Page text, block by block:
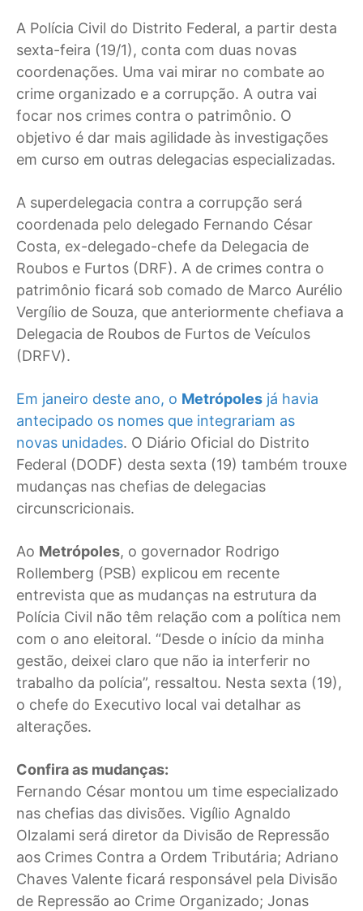
A Polícia Civil do Distrito Federal, a partir desta
sexta-feira (19/1), conta com duas novas
coordenações. Uma vai mirar no combate ao
crime organizado e a corrupção. A outra vai
focar nos crimes contra o patrimônio. O
objetivo é dar mais agilidade às investigações
em curso em outras delegacias especializadas.
A superdelegacia contra a corrupção será
coordenada pelo delegado Fernando César
Costa, ex-delegado-chefe da Delegacia de
Roubos e Furtos (DRF). A de crimes contra o
patrimônio ficará sob comado de Marco Aurélio
Vergílio de Souza, que anteriormente chefiava a
Delegacia de Roubos de Furtos de Veículos
(DRFV).
Em janeiro deste ano, o Metrópoles já havia
antecipado os nomes que integrariam as
novas unidades. O Diário Oficial do Distrito
Federal (DODF) desta sexta (19) também trouxe
mudanças nas chefias de delegacias
circunscricionais.
Ao Metrópoles, o governador Rodrigo
Rollemberg (PSB) explicou em recente
entrevista que as mudanças na estrutura da
Polícia Civil não têm relação com a política nem
com o ano eleitoral. “Desde o início da minha
gestão, deixei claro que não ia interferir no
trabalho da polícia”, ressaltou. Nesta sexta (19),
o chefe do Executivo local vai detalhar as
alterações.
Confira as mudanças:
Fernando César montou um time especializado
nas chefias das divisões. Vigílio Agnaldo
Olzalami será diretor da Divisão de Repressão
aos Crimes Contra a Ordem Tributária; Adriano
Chaves Valente ficará responsável pela Divisão
de Repressão ao Crime Organizado; Jonas